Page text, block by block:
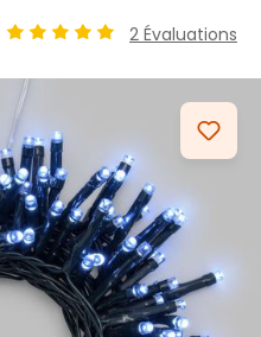
2 Évaluations